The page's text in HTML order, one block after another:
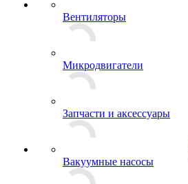
Вентиляторы
Микродвигатели
Запчасти и аксессуары
Вакуумные насосы